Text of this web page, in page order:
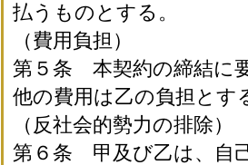
払うものとする。
（費用負担）
第５条 本契約の締結に
他の費用は乙の負担とす
（反社会的勢力の排除）
第６条 甲及び乙は、自